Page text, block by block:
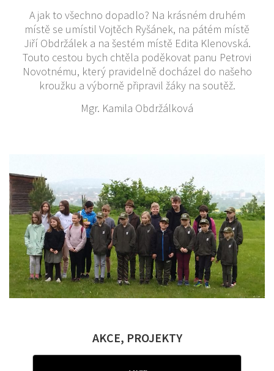
A jak to všechno dopadlo? Na krásném druhém
místě se umístil Vojtěch Ryšánek, na pátém místě
Jiří Obdržálek a na šestém místě Edita Klenovská.
Touto cestou bych chtěla poděkovat panu Petrovi
Novotnému, který pravidelně docházel do našeho
kroužku a výborně připravil žáky na soutěž.
Mgr. Kamila Obdržálková
AKCE, PROJEKTY